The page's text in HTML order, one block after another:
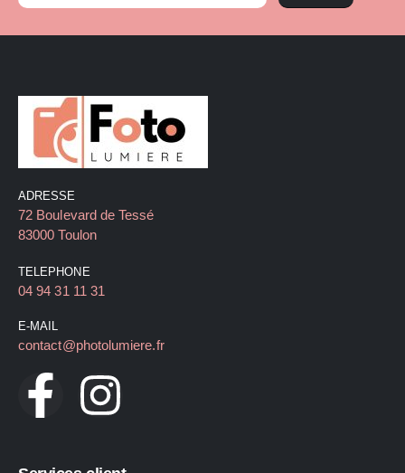
ADRESSE
72 Boulevard de Tessé
83000 Toulon
TELEPHONE
04 94 31 11 31
E-MAIL
contact@photolumiere.fr